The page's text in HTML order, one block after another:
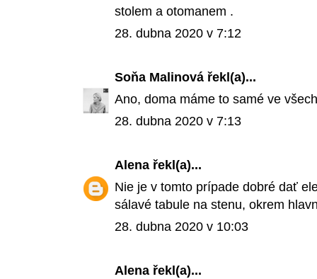
stolem a otomanem .
28. dubna 2020 v 7:12
Soňa Malinová řekl(a)...
Ano, doma máme to samé ve
28. dubna 2020 v 7:13
Alena řekl(a)...
Nie je v tomto prípade dobré dať
sálavé tabule na stenu, okrem
28. dubna 2020 v 10:03
Alena řekl(a)...